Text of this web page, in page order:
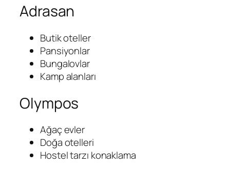
Adrasan
Butik oteller
Pansiyonlar
Bungalovlar
Kamp alanları
Olympos
Ağaç evler
Doğa otelleri
Hostel tarzı konaklama